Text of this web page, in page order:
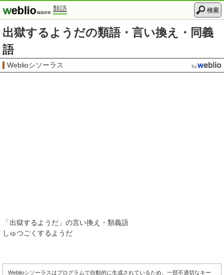
類語 検索
出獄するようだの類語・言い換え・同義
語
Weblioシソーラス
「出獄するようだ 」の言い換え・類義語
しゅつごくするようだ
Weblioシソーラスはプログラムで自動的に生成されているため、一部不適切なキー